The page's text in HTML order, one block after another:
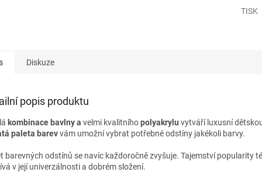
TISK
Diskuze
popis produktu
kombinace bavlny a velmi kvalitníhopolyakrylu vytváří luxusní
paleta barevvám umožní vybrat potřebné odstíny jakékoli barvy.
barevných odstínů se navíc každoročně zvyšuje. Tajemství popularity
v její univerzálnosti a dobrém složení.